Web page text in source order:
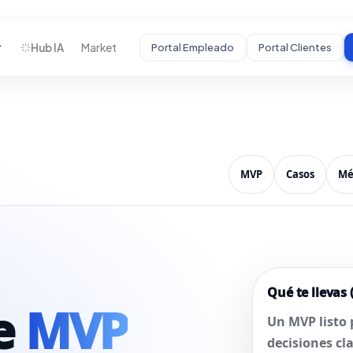
Portal Startups
Hub IA Market Portal Empleado Portal Clientes
MVP Casos
MVP
Qué te
Un MVP
decisiones